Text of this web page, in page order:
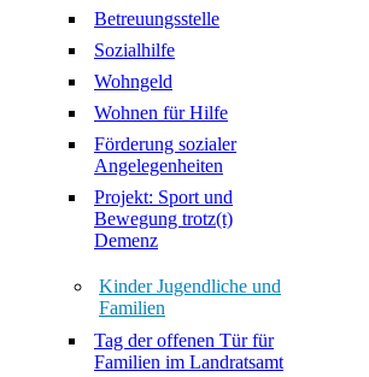
Betreuungsstelle
Sozialhilfe
Wohngeld
Wohnen für Hilfe
Förderung sozialer
Angelegenheiten
Projekt: Sport und
Bewegung trotz(t)
Demenz
Kinder Jugendliche und
Familien
Tag der offenen Tür für
Familien im Landratsamt